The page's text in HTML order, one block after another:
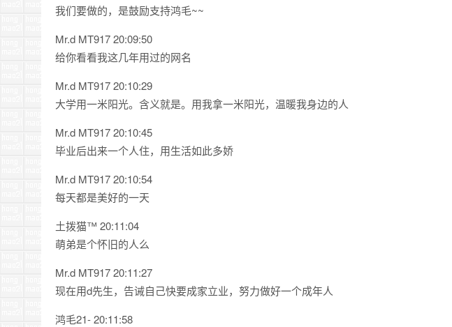
我们要做的，是鼓励支持鸿毛~~
Mr.d MT917 20:09:50
给你看看我这几年用过的网名
Mr.d MT917 20:10:29
大学用一米阳光。含义就是。用我拿一米阳光，温暖我身边的人
Mr.d MT917 20:10:45
毕业后出来一个人住，用生活如此多娇
Mr.d MT917 20:10:54
每天都是美好的一天
土拨猫™ 20:11:04
萌弟是个怀旧的人么
Mr.d MT917 20:11:27
现在用d先生，告诫自己快要成家立业，努力做好一个成年人
鸿毛21- 20:11:58